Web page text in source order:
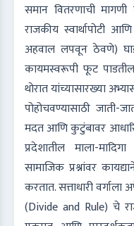
समान वितरणाची मागणी
राजकीय स्वार्थापोटी
अहवाल लपवून ठेवणे)
कायमस्वरूपी फूट
थोरात यांच्यासारख्या
पोहोचवण्यासाठी जाती-
मदत आणि कुटुंबावर
प्रदेशातील माला-
सामाजिक प्रश्नांवर
करतात. सत्ताधारी
(Divide and Rule) चे